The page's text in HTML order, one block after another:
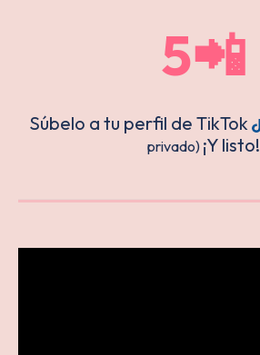
5📲
Súbelo a tu perfil de TikTok
privado) ¡Y listo!